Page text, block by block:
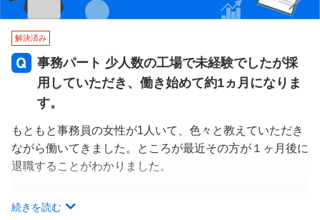
解決済み
事務パート 少人数の工場で未経験でしたが採
用していただき、働き始めて約1ヵ月になりま
す。
もともと事務員の女性が1人いて、色々と教えていただき
ながら働いてきました。ところが最近その方が１ヶ月後に
退職することがわかりました。
1週間ほど前から引き継ぎが始まり、マニュアルも作って
続きを読む